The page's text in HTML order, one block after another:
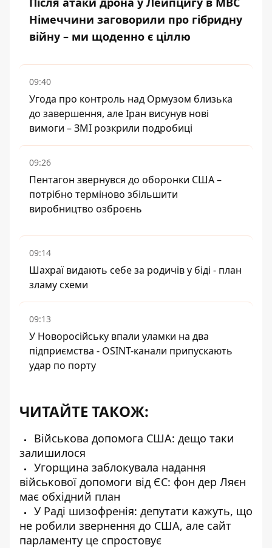
Німеччини заговорили про гібридну
війну – ми щоденно є ціллю
09:40
Угода про контроль над Ормузом близька
до завершення, але Іран висунув нові
вимоги – ЗМІ розкрили подробиці
09:26
Пентагон звернувся до оборонки США –
потрібно терміново збільшити
виробництво озброєнь
09:14
Шахраї видають себе за родичів у біді - план
зламу схеми
09:13
У Новоросійську впали уламки на два
підприємства - OSINT-канали припускають
удар по порту
ЧИТАЙТЕ ТАКОЖ:
Військова допомога США: дещо таки
залишилося
Угорщина заблокувала надання
військової допомоги від ЄС: фон дер Ляєн
має обхідний план
У Раді шизофренія: депутати кажуть, що
не робили звернення до США, але сайт
парламенту це спростовує